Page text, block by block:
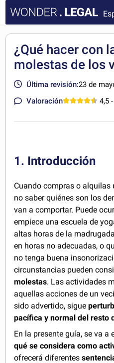
DOCUMENTOS
FAQ
¿Qué hacer con
molestas de los
Última revisión:23 de
Valoración
4,5
1. Introducción
Cuando compras o alquilas
no saber quiénes son los
van a comportar. Puede
empiece una escuela de
altas horas de la
en horas no adecuadas, o
no tenga buena
circunstancias pueden
molestas. Las actividades
aquellas acciones de un
sido advertido, sigue
pacífica y normal del resto
En la presente guía, se va a
qué se considera como
ofrecerá diferentes